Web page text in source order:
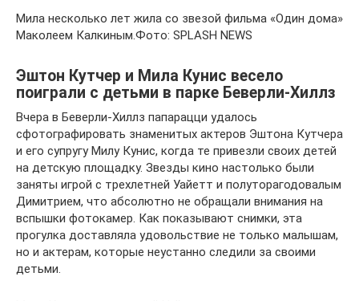
Мила несколько лет жила со звезой фильма «Один дома»
Маколеем Калкиным.Фото: SPLASH NEWS
Эштон Кутчер и Мила Кунис весело
поиграли с детьми в парке Беверли-Хиллз
Вчера в Беверли-Хиллз папарацци удалось
сфотографировать знаменитых актеров Эштона Кутчера
и его супругу Милу Кунис, когда те привезли своих детей
на детскую площадку. Звезды кино настолько были
заняты игрой с трехлетней Уайетт и полуторагодовалым
Димитрием, что абсолютно не обращали внимания на
вспышки фотокамер. Как показывают снимки, эта
прогулка доставляла удовольствие не только малышам,
но и актерам, которые неустанно следили за своими
детьми.